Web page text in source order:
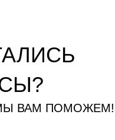
ВАМ ПОМОЖЕМ!